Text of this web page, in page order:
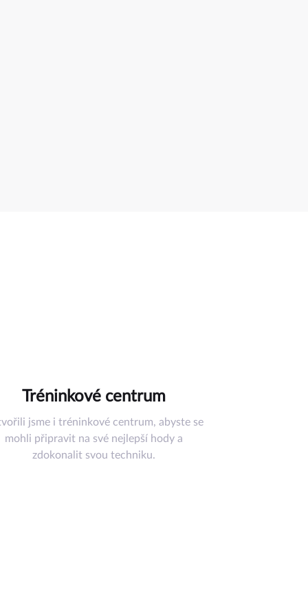
Tréninkové centrum
jsme i tréninkové centrum, abyste se
mohli připravit na své nejlepší hody a
zdokonalit svou techniku.